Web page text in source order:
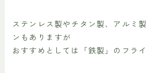
ステンレス製やチタン製、アルミ
ンもありますが
おすすめとしては「鉄製」のフラ